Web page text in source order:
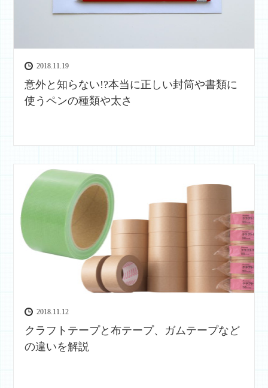
2018.11.19
意外と知らない!?本当に正しい封筒や書類に
使うペンの種類や太さ
2018.11.12
クラフトテープと布テープ、ガムテープなど
の違いを解説